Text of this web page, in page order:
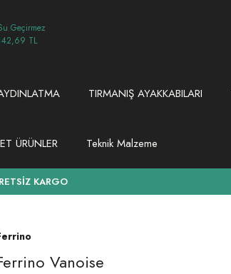
TIRMANIŞ AYAKKABILARI
ÜRÜNLER Teknik Malzeme
KARGO
Vanoise